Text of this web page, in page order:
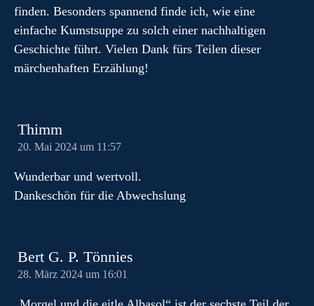
finden. Besonders spannend finde ich, wie eine
einfache Kumstsuppe zu solch einer nachhaltigen
Geschichte führt. Vielen Dank fürs Teilen dieser
märchenhaften Erzählung!
Thimm
20. Mai 2024 um 11:57
Wunderbar und wertvoll.
Dankeschön für die Abwechslung
Bert G. P. Tönnies
28. März 2024 um 16:01